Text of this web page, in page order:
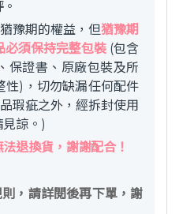
豫期的權益，但猶豫期
必須保持完整包裝(包含
保證書、原廠包裝及所
性)，切勿缺漏任何配件
瑕疵之外，經拆封使用
諒。)
退換貨，謝謝配合！
，請詳閱後再下單，謝